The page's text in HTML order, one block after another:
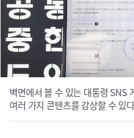
벽면에서 볼 수 있는 대통령 SNS
여러 가지 콘텐츠를 감상할 수 있